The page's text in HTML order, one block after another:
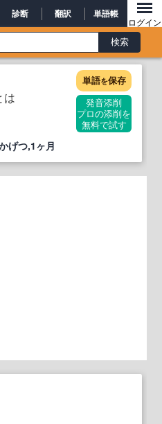
診断 翻訳 単語帳
ログイン
は
単語を保存
発音添削
プロの添削を
無料で試す
げつ,1ヶ月